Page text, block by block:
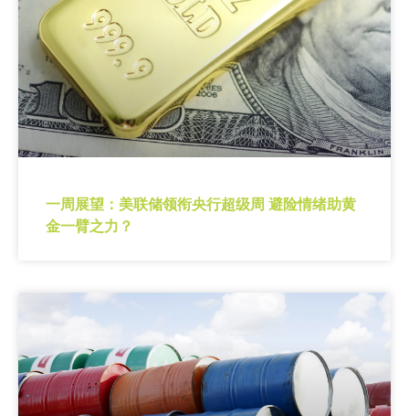
一周展望：美联储领衔央行超级周 避险情绪助黄
金一臂之力？